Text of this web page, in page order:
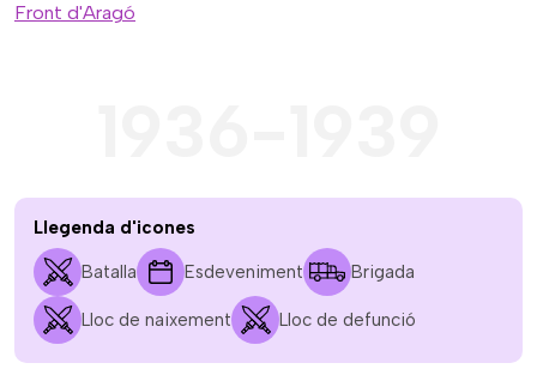
Front d'Aragó
Llegenda d'icones
Batalla Esdeveniment Brigada
Lloc de naixement Lloc de defunció